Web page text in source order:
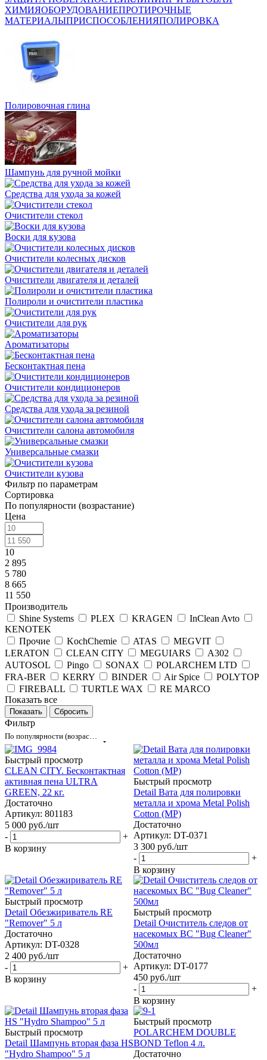
ХИМИЯОБОРУДОВАНИЕПРОТИРОЧНЫЕ
МАТЕРИАЛЫПРИСПОСОБЛЕНИЯПОЛИРОВКА
Полировочная глина
Шампунь для ручной мойки
Средства для ухода за кожей
Очистители стекол
Воски для кузова
Очистители колесных дисков
Очистители двигателя и деталей
Полироли и очистители пластика
Очистители для рук
Ароматизаторы
Бесконтактная пена
Очистители кондиционеров
Средства для ухода за резиной
Очистители салона автомобиля
Универсальные смазки
Очистители кузова
Фильтр по параметрам
Сортировка
По популярности (возрастание)
Цена
10
2 895
5 780
8 665
11 550
Производитель
Shine Systems
PLEX KRAGEN
InClean Avto
KENOTEK
Прочие
KochChemie ATAS
MEGVIT
LERATON
CLEAN CITY MEGUIARS
А302
AUTOSOL
Pingo SONAX
POLARСHEM LTD
FRA-BER
KERRY BINDER Air Spice
POLYTOP
FIREBALL
TURTLE WAX
RE MARCO
Показать все
Сбросить
Фильтр
Быстрый просмотр
CLEAN CITY. Бесконтактная
активная пена ULTRA
GREEN, 22 кг.
Достаточно
Артикул: 801183
5 000 руб./шт
-
+
В корзину
Быстрый просмотр
Detail Вата для полировки
металла и хрома Metal Polish
Cotton (MP)
Достаточно
Артикул: DT-0371
3 300 руб./шт
-
+
В корзину
Быстрый просмотр
Detail Обезжириватель RE
"Remover" 5 л
Достаточно
Артикул: DT-0328
2 400 руб./шт
-
+
В корзину
Быстрый просмотр
Detail Очиститель следов от
насекомых BC "Bug Cleaner"
500мл
Достаточно
Артикул: DT-0177
450 руб./шт
-
+
В корзину
Быстрый просмотр
Detail Шампунь вторая фаза HS
"Hydro Shampoo" 5 л
Быстрый просмотр
POLARCHEM DOUBLE
BOND Teflon 4 л.
Достаточно